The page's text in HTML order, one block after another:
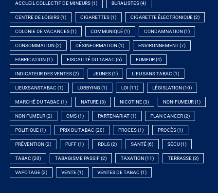
ACCUEIL COLLECTIF DE MINEURS(1) BURALISTES(4)
CENTRE DE LOISIRS(1) CIGARETTES(1) CIGARETTE ÉLECTRONIQUE(2)
COLONIE DE VACANCES(1) COMMUNIQUÉ(1) CONDAMNATION (1)
CONSOMMATION (2) DÉSINFORMATION (1) ENVIRONNEMENT(7)
FABRICATION (1) FISCALITÉ DU TABAC (6) FUMEUR(4)
INDICATEUR DES VENTES(2) JEUNES(1) LIEU SANS TABAC (1)
LIEUXSANSTABAC (1) LOBBYING (1) LOI (11) LÉGISLATION (10)
MARCHÉ DU TABAC (1) NATURE(3) NICOTINE(3) NON-FUMEUR(1)
NON FUMEUR(2) OMS(1) PARTENARIAT(1) PLAN CANCER(2)
POLITIQUE(1) PRIX DU TABAC (20) PROCES(1) PROCÈS(1)
PRÉVENTION (2) PUFF(1) RDLG (2) SANTÉ(6) SÉCU(1)
TABAC (20) TABAGISME PASSIF(2) TAXATION (11) TERRASSE(3)
VAPOTAGE(2) VENTE(1) VENTES DE TABAC (1)